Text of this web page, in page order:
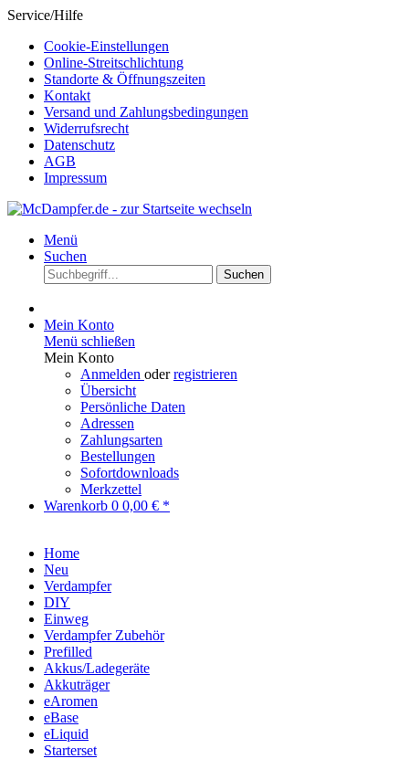
Service/Hilfe
Cookie-Einstellungen
Online-Streitschlichtung
Standorte & Öffnungszeiten
Kontakt
Versand und Zahlungsbedingungen
Widerrufsrecht
Datenschutz
AGB
Impressum
Menü
Suchen
Suchen
Mein Konto
Menü schließen
Mein Konto
Anmelden oderregistrieren
Übersicht
Persönliche Daten
Adressen
Zahlungsarten
Bestellungen
Sofortdownloads
Merkzettel
Warenkorb 0 0,00 € *
Home
Neu
Verdampfer
DIY
Einweg
Verdampfer Zubehör
Prefilled
Akkus/Ladegeräte
Akkuträger
eAromen
eBase
eLiquid
Starterset